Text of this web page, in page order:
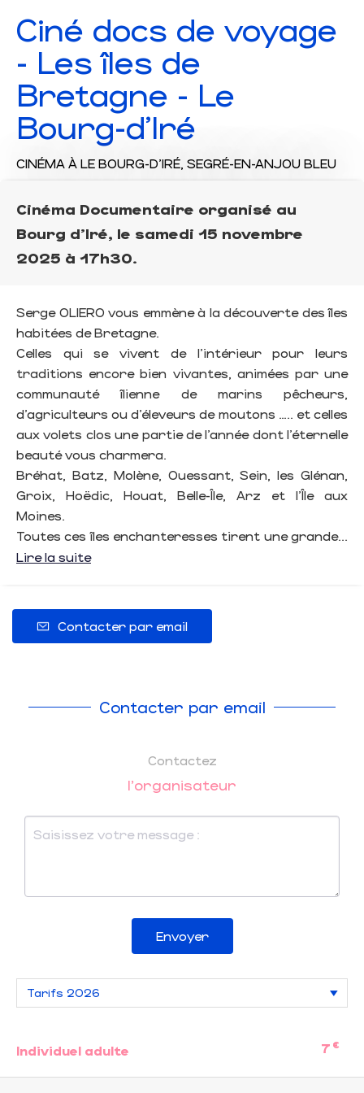
Ciné docs de voyage
- Les îles de
Bretagne - Le
Bourg-d'Iré
CINÉMA À LE BOURG-D'IRÉ, SEGRÉ-EN-ANJOU BLEU
Cinéma Documentaire organisé au
Bourg d'Iré, le samedi 15 novembre
2025 à 17h30.
Serge OLIERO vous emmène à la découverte des îles
habitées de Bretagne.
Celles qui se vivent de l’intérieur pour leurs
traditions encore bien vivantes, animées par une
communauté îlienne de marins pêcheurs,
d’agriculteurs ou d’éleveurs de moutons ….. et celles
aux volets clos une partie de l’année dont l’éternelle
beauté vous charmera.
Bréhat, Batz, Molène, Ouessant, Sein, les Glénan,
Groix, Hoëdic, Houat, Belle-Île, Arz et l’Île aux
Moines.
Toutes ces îles enchanteresses tirent une grande...
Lire la suite
Contacter par email
Contacter par email
Contactez
l'organisateur
Envoyer
Individuel adulte 7 €